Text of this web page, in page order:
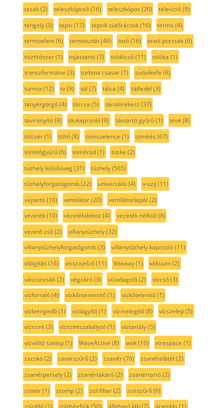
tasak(2) teleszkópcső(16) teleszkópos (20) televízió(9)
tengely(3) tepsi (17) tepsik sütőrácsok(16) termo(4)
termoelem(6) termosztát(46) tető(16) textil porzsák(6)
tisztítószer(1) tojástartó(7) toldócső(11) tolóka (1)
transzformátor(3) turbina csavar(1) turbókefe (6)
turmix(12) tv(9) tál (7) tálca (4) tálfedél (3)
tányérgörgő(4) tárcsa (5) tárolórekesz (37)
távirányító(9) távkapcsoló(9) távtartó gyűrű(1) tévé (8)
tölcsér(1) töltő(8) tömszelence (1) tömítés (67)
tömítőgyűrű(6) tömőrúd(1) tüske (2)
tüzhely külsőüveg(31) tűzhely(565)
tűzhelyforgatógomb(22) univerzális (4) v-szíj (11)
vajtartó(16) ventilátor(20) ventilátorlapát(2)
vezeték(10) vezetékdoboz (4) vezeték nélküli (8)
vezető cső(2) villanytűzhely(32)
villanytűzhelyforgatógomb(3) villanytűzhely kapcsoló(11)
világítás (16) visszajelző(11) Vitaway(1) vákuum(2)
vászonzsák(2) végzáró(3) vízadagoló(2) vízcső(3)
vízforraló(4) vízkőmentesítő(1) vízkőtelenítő(1)
vízleengedő(1) vízlágyító(1) vízmelegítő(8) vízszelep(5)
vízszint(3) vízszintszabályzó(1) víztartály(5)
vízváltó szelep(1) WaveActive (8) wok(10) xtraspace (1)
zacskó(2) zavarszűrő(2) zsanér(76) zsanéralátét(2)
zsanérpersely(2) zsanértakaró(2) zsanértartó(2)
zsinór(1) zsomp(2) zsírfilter(2) zsírszűrő(6)
zsírálló(1) zöldségfiók(50) állítható láb(7) áramlás (1)